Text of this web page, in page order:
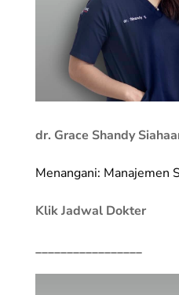
dr. Grace Shandy
Menangani: Manajemen
Klik Jadwal Dokter
_________________